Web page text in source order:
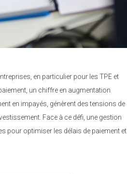
en particulier pour les TPE et
un chiffre en augmentation
en impayés, génèrent des tensions de
Face à ce défi, une gestion
pour optimiser les délais de paiement et